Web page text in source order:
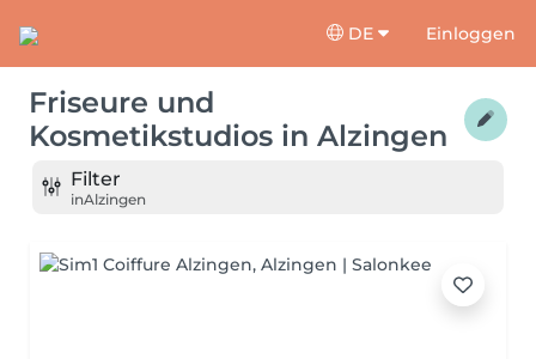
DE Einloggen
Friseure und
Kosmetikstudios in Alzingen
Filter
inAlzingen